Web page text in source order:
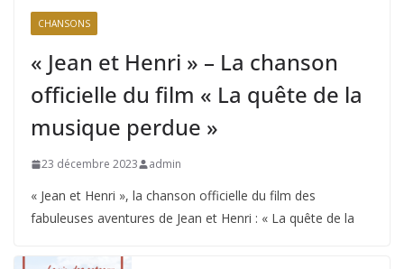
CHANSONS
« Jean et Henri » – La chanson
officielle du film « La quête de la
musique perdue »
23 décembre 2023 admin
« Jean et Henri », la chanson officielle du film des
fabuleuses aventures de Jean et Henri : « La quête de la